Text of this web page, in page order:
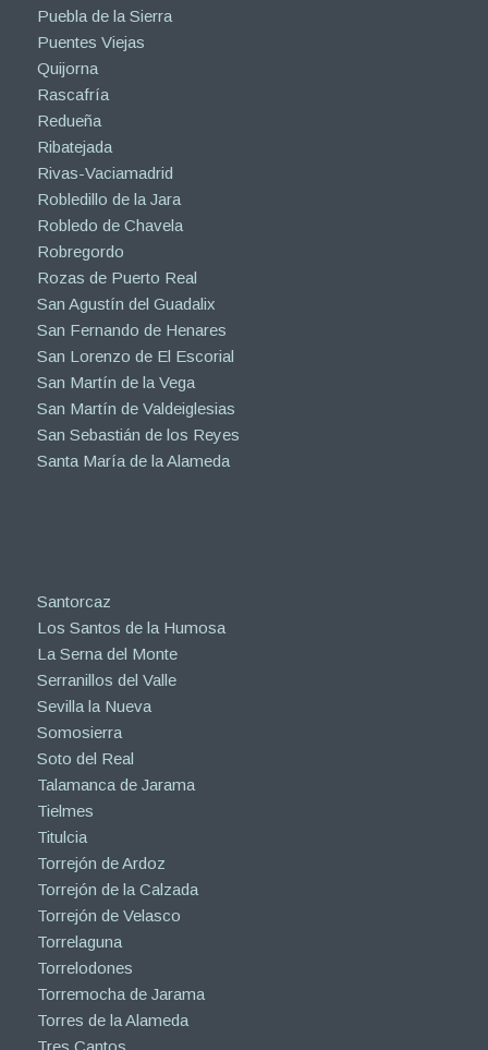
Puebla de la Sierra
Puentes Viejas
Quijorna
Rascafría
Redueña
Ribatejada
Rivas-Vaciamadrid
Robledillo de la Jara
Robledo de Chavela
Robregordo
Rozas de Puerto Real
San Agustín del Guadalix
San Fernando de Henares
San Lorenzo de El Escorial
San Martín de la Vega
San Martín de Valdeiglesias
San Sebastián de los Reyes
Santa María de la Alameda
Santorcaz
Los Santos de la Humosa
La Serna del Monte
Serranillos del Valle
Sevilla la Nueva
Somosierra
Soto del Real
Talamanca de Jarama
Tielmes
Titulcia
Torrejón de Ardoz
Torrejón de la Calzada
Torrejón de Velasco
Torrelaguna
Torrelodones
Torremocha de Jarama
Torres de la Alameda